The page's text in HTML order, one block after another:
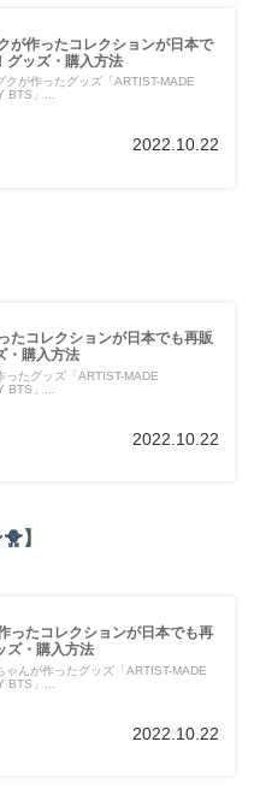
が作ったコレクションが日本で
グッズ・購入方法
クが作ったグッズ「ARTIST-MADE
BTS」...
2022.10.22
たコレクションが日本でも再販
・購入方法
ったグッズ「ARTIST-MADE
BTS」...
2022.10.22
】
ったコレクションが日本でも再
ズ・購入方法
ゃんが作ったグッズ「ARTIST-MADE
BTS」...
2022.10.22